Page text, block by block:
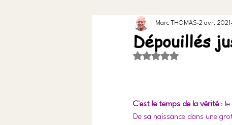
Dépouillés
Marc THOMAS 2 avr. 2021
Noté NaN étoiles sur 5.
C'est le temps de la vérité :
De sa naissance dans une